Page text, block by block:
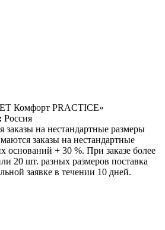
Комфорт PRACTICE»
Россия
на нестандартные размеры
заказы на нестандартные
оснований + 30 %. При заказе более
20 шт. разных размеров поставка
заявке в течении 10 дней.